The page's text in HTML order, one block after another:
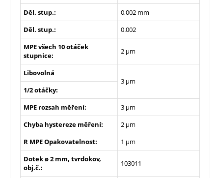
Děl. stup.:
0,002 mm
Děl. stup.:
0.002
MPE všech 10 otáček
stupnice:
2 µm
Libovolná
3 µm
1/2 otáčky:
MPE rozsah měření:
3 µm
Chyba hystereze měření:
2 µm
R MPE Opakovatelnost:
1 µm
Dotek ø 2 mm, tvrdokov,
obj.č.:
103011